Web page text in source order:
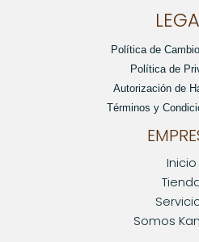
Política de
Política de
Autorización de
Términos y
Inicio
Somos